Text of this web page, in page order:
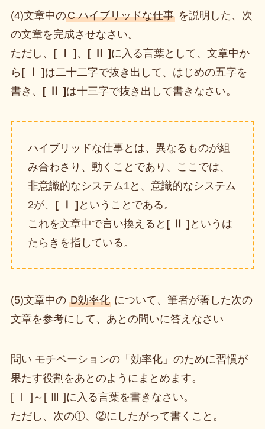
(4)文章中のC ハイブリッドな仕事を説明した、次
の文章を完成させなさい。
ただし、 [ Ⅰ ]、 [ Ⅱ ]に入る言葉として、文章中か
ら [ Ⅰ ]は二十二字で抜き出して、はじめの五字を
書き、 [ Ⅱ ]は十三字で抜き出して書きなさい。
ハイブリッドな仕事とは、異なるものが組
み合わさり、動くことであり、ここでは、
非意識的なシステム1と、意識的なシステム
2が、
[ Ⅰ ] ということである。
これを文章中で言い換えると [ Ⅱ ] というは
たらきを指している。
(5)文章中の D効率化について、筆者が著した次の
文章を参考にして、あとの問いに答えなさい
問い モチベーションの「効率化」のために習慣が
果たす役割をあとのようにまとめます。
[ Ⅰ ]～[ Ⅲ ]に入る言葉を書きなさい。
ただし、次の①、②にしたがって書くこと。